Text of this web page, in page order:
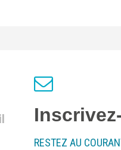
RESTEZ AU